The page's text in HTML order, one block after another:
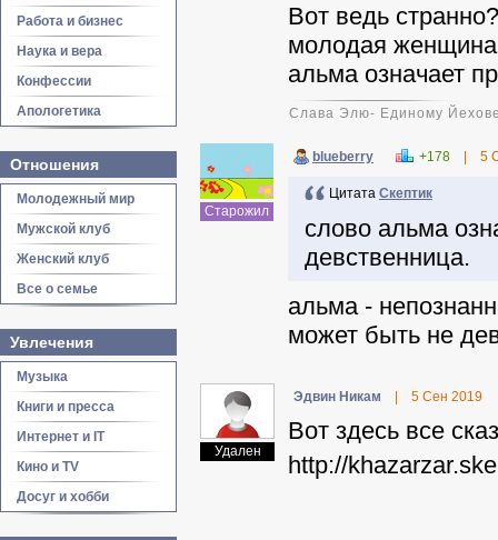
Работа и бизнес
Наука и вера
Конфессии
Апологетика
Отношения
Молодежный мир
Мужской клуб
Женский клуб
Все о семье
Увлечения
Музыка
Книги и пресса
Интернет и IT
Кино и TV
Досуг и хобби
Вот ведь
молодая женщина
альма означает
Слава Элю- Единому
Старожил
blueberry +178 5
Цитата Скептик
слово альма
девственница.
альма -
может быть не
Удален
Эдвин Никам 5 Сен 2019
Вот здесь все
http://